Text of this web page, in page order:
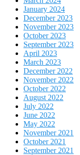
January 2024
December 2023
November 2023
October 2023
September 2023
April 2023
March 2023
December 2022
November 2022
October 2022
August 2022
July 2022
June 2022
May 2022
November 2021
October 2021
September 2021